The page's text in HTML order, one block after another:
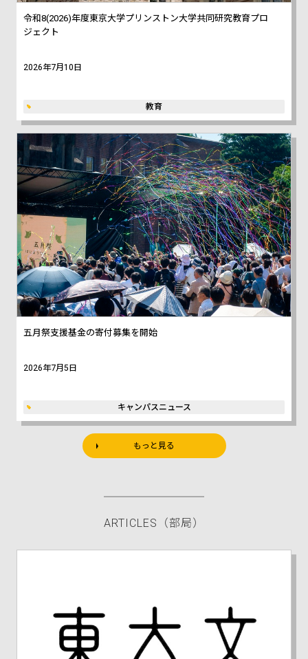
令和8(2026)年度東京大学プリンストン大学共同研究教育プロ
ジェクト
2026年7月10日
教育
五月祭支援基金の寄付募集を開始
2026年7月5日
キャンパスニュース
もっと見る
ARTICLES （部局）